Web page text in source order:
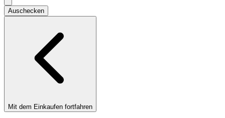
Auschecken
Mit dem Einkaufen fortfahren